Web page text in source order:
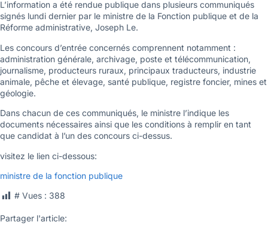
L’information a été rendue publique dans plusieurs communiqués
signés lundi dernier par le ministre de la Fonction publique et de la
Réforme administrative, Joseph Le.
Les concours d’entrée concernés comprennent notamment :
administration générale, archivage, poste et télécommunication,
journalisme, producteurs ruraux, principaux traducteurs, industrie
animale, pêche et élevage, santé publique, registre foncier, mines et
géologie.
Dans chacun de ces communiqués, le ministre l’indique les
documents nécessaires ainsi que les conditions à remplir en tant
que candidat à l’un des concours ci-dessus.
visitez le lien ci-dessous:
ministre de la fonction publique
# Vues : 388
Partager l'article: